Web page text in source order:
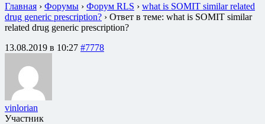
Главная › Форумы › Форум RLS › what is SOMIT similar related
drug generic prescription? › Ответ в теме: what is SOMIT similar
related drug generic prescription?
13.08.2019 в 10:27 #7778
vinlorian
Участник